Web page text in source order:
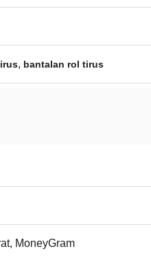
, bantalan rol tirus
MoneyGram